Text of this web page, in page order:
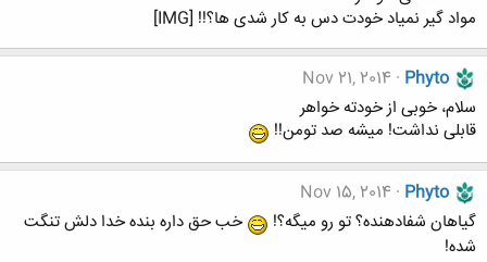
مواد گیر نمیاد خودت دس به کار شدی ها؟!! [IMG]
Phyto
Nov 21, 2014
سلام، خوبی از خودته خواهر
قابلی نداشت! میشه صد تومن!!
Phyto
Nov 15, 2014
گیاهان شفادهنده؟ تو رو میگه؟!
خب حق داره بنده خدا دلش تنگت
شده!